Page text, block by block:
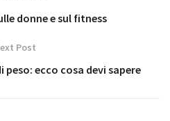
donne e sul fitness
Post
peso: ecco cosa devi sapere